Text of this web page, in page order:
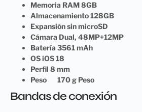
Memoria RAM 8GB
Almacenamiento 128GB
Expansión sin microSD
Cámara Dual, 48MP+12MP
Batería 3561 mAh
OS iOS 18
Perfil 8 mm
Peso 170 g Peso
Bandas de conexión